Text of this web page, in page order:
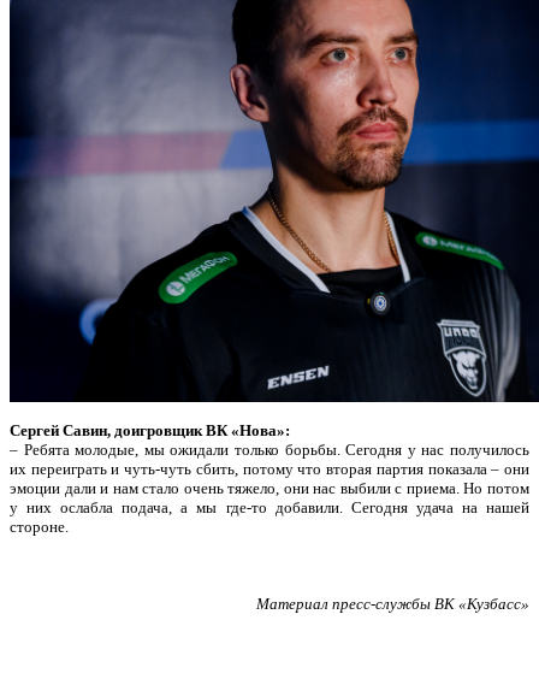
Сергей Савин, доигровщик ВК «Нова»:
– Ребята молодые, мы ожидали только борьбы. Сегодня у нас получилось
их переиграть и чуть-чуть сбить, потому что вторая партия показала – они
эмоции дали и нам стало очень тяжело, они нас выбили с приема. Но потом
у них ослабла подача, а мы где-то добавили. Сегодня удача на нашей
стороне.
Материал пресс-службы ВК «Кузбасс»